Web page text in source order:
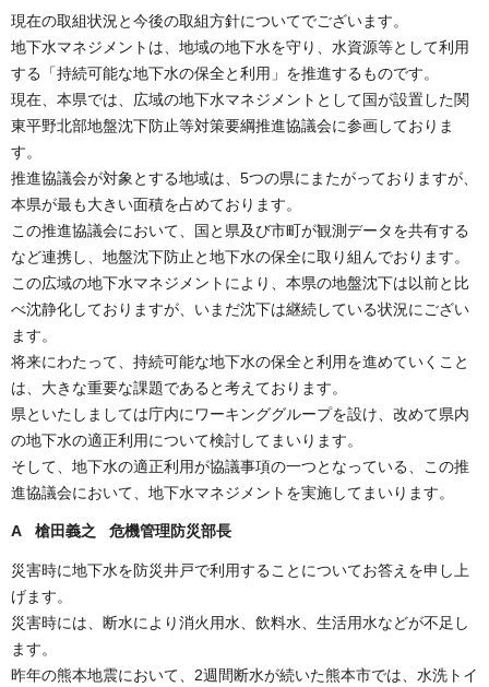
現在の取組状況と今後の取組方針についてでございます。
地下水マネジメントは、地域の地下水を守り、水資源等として利用
する「持続可能な地下水の保全と利用」を推進するものです。
現在、本県では、広域の地下水マネジメントとして国が設置した関
東平野北部地盤沈下防止等対策要綱推進協議会に参画しておりま
す。
推進協議会が対象とする地域は、5つの県にまたがっておりますが、
本県が最も大きい面積を占めております。
この推進協議会において、国と県及び市町が観測データを共有する
など連携し、地盤沈下防止と地下水の保全に取り組んでおります。
この広域の地下水マネジメントにより、本県の地盤沈下は以前と比
べ沈静化しておりますが、いまだ沈下は継続している状況にござい
ます。
将来にわたって、持続可能な地下水の保全と利用を進めていくこと
は、大きな重要な課題であると考えております。
県といたしましては庁内にワーキンググループを設け、改めて県内
の地下水の適正利用について検討してまいります。
そして、地下水の適正利用が協議事項の一つとなっている、この推
進協議会において、地下水マネジメントを実施してまいります。
A 槍田義之 危機管理防災部長
災害時に地下水を防災井戸で利用することについてお答えを申し上
げます。
災害時には、断水により消火用水、飲料水、生活用水などが不足し
ます。
昨年の熊本地震において、2週間断水が続いた熊本市では、水洗トイ